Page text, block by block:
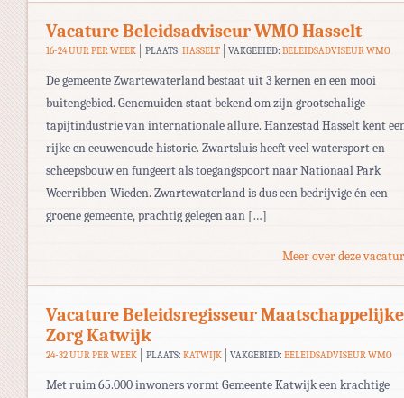
Vacature Beleidsadviseur WMO Hasselt
16-24 UUR PER WEEK PLAATS: HASSELT VAKGEBIED:BELEIDSADVISEUR WMO
De gemeente Zwartewaterland bestaat uit 3 kernen en een mooi
buitengebied. Genemuiden staat bekend om zijn grootschalige
tapijtindustrie van internationale allure. Hanzestad Hasselt kent
rijke en eeuwenoude historie. Zwartsluis heeft veel watersport en
scheepsbouw en fungeert als toegangspoort naar Nationaal Park
Weerribben-Wieden. Zwartewaterland is dus een bedrijvige én een
groene gemeente, prachtig gelegen aan […]
Meer over deze
Vacature Beleidsregisseur Maatschappelijke
Zorg Katwijk
24-32 UUR PER WEEK PLAATS: KATWIJK VAKGEBIED:BELEIDSADVISEUR WMO
Met ruim 65.000 inwoners vormt Gemeente Katwijk een krachtige